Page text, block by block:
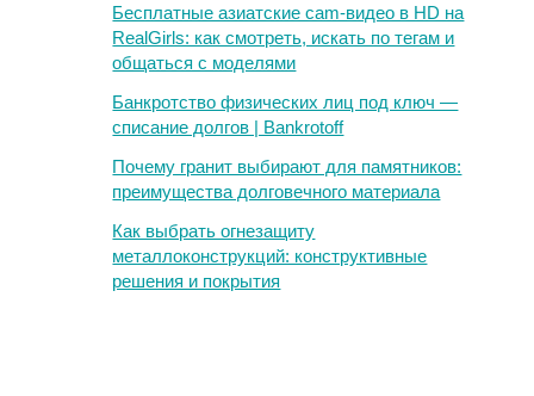
Бесплатные азиатские cam-видео в HD на
RealGirls: как смотреть, искать по тегам и
общаться с моделями
Банкротство физических лиц под ключ —
списание долгов | Bankrotoff
Почему гранит выбирают для памятников:
преимущества долговечного материала
Как выбрать огнезащиту
металлоконструкций: конструктивные
решения и покрытия